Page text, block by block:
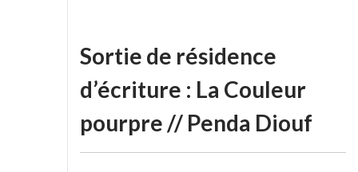
Sortie de résidence
d’écriture : La Couleur
pourpre // Penda Diouf